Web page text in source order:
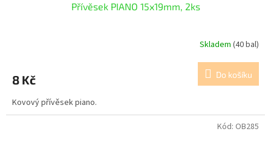
Přívěsek PIANO 15x19mm, 2ks
Skladem (40 bal)
8 Kč Do košíku
Kovový přívěsek piano.
Kód: OB285